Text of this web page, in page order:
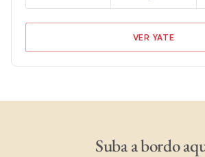
VER YATE
Suba a bordo